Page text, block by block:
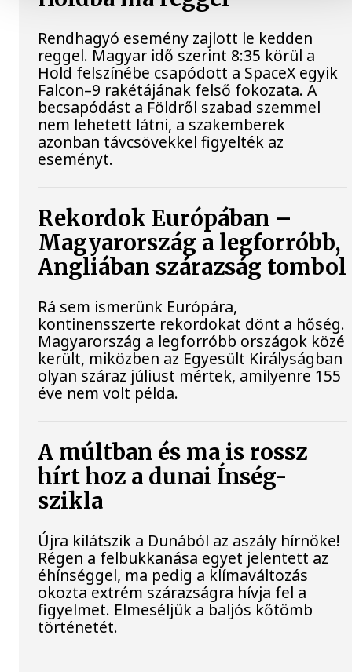
Rendhagyó esemény zajlott le kedden
reggel. Magyar idő szerint 8:35 körül a
Hold felszínébe csapódott a SpaceX egyik
Falcon–9 rakétájának felső fokozata. A
becsapódást a Földről szabad szemmel
nem lehetett látni, a szakemberek
azonban távcsövekkel figyelték az
eseményt.
Rekordok Európában –
Magyarország a legforróbb,
Angliában szárazság tombol
Rá sem ismerünk Európára,
kontinensszerte rekordokat dönt a hőség.
Magyarország a legforróbb országok közé
került, miközben az Egyesült Királyságban
olyan száraz júliust mértek, amilyenre 155
éve nem volt példa.
A múltban és ma is rossz
hírt hoz a dunai Ínség-
szikla
Újra kilátszik a Dunából az aszály hírnöke!
Régen a felbukkanása egyet jelentett az
éhínséggel, ma pedig a klímaváltozás
okozta extrém szárazságra hívja fel a
figyelmet. Elmeséljük a baljós kőtömb
történetét.